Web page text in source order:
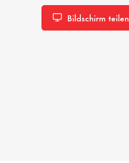
Bildschirm teilen